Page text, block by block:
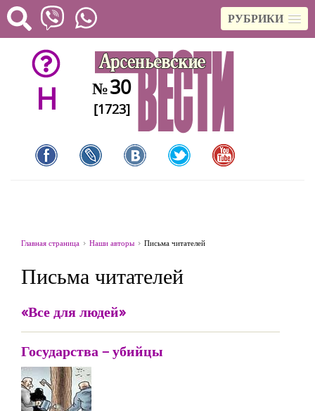
РУБРИКИ
H №30
[1723]
Главная страница Наши авторы Письма читателей
Письма читателей
«Все для людей»
Государства – убийцы